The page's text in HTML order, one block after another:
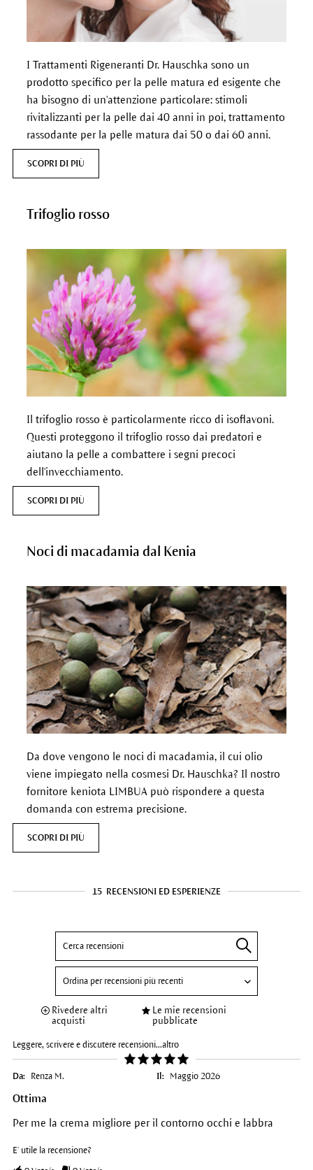
I Trattamenti Rigeneranti Dr. Hauschka sono un
prodotto specifico per la pelle matura ed esigente che
ha bisogno di un'attenzione particolare: stimoli
rivitalizzanti per la pelle dai 40 anni in poi, trattamento
rassodante per la pelle matura dai 50 o dai 60 anni.
SCOPRI DI PIÙ
Trifoglio rosso
Il trifoglio rosso è particolarmente ricco di isoflavoni.
Questi proteggono il trifoglio rosso dai predatori e
aiutano la pelle a combattere i segni precoci
dell'invecchiamento.
SCOPRI DI PIÙ
Noci di macadamia dal Kenia
Da dove vengono le noci di macadamia, il cui olio
viene impiegato nella cosmesi Dr. Hauschka? Il nostro
fornitore keniota LIMBUA può rispondere a questa
domanda con estrema precisione.
SCOPRI DI PIÙ
15 RECENSIONI ED ESPERIENZE
Rivedere altri
acquisti
Le mie recensioni
pubblicate
Leggere, scrivere e discutere recensioni...altro
Da: Renza M. Il: Maggio 2026
Ottima
Per me la crema migliore per il contorno occhi e labbra
E' utile la recensione?